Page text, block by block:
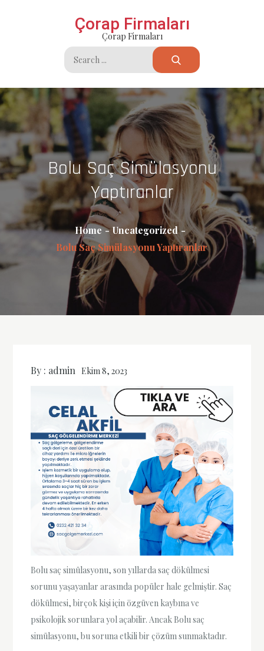
Çorap Firmaları
Çorap Firmaları
Search
for:
Bolu Saç Simülasyonu
Yaptıranlar
Home
Uncategorized
Bolu Saç Simülasyonu Yaptıranlar
By : admin Ekim 8, 2023
Bolu saç simülasyonu, son yıllarda saç dökülmesi
sorunu yaşayanlar arasında popüler hale gelmiştir. Saç
dökülmesi, birçok kişi için özgüven kaybına ve
psikolojik sorunlara yol açabilir. Ancak Bolu saç
simülasyonu, bu soruna etkili bir çözüm sunmaktadır.